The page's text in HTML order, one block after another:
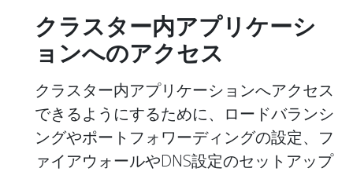
クラスター内アプリケーシ
ョンへのアクセス
クラスター内アプリケーションへアクセス
できるようにするために、ロードバランシ
ングやポートフォワーディングの設定、フ
ァイアウォールやDNS設定のセットアップ